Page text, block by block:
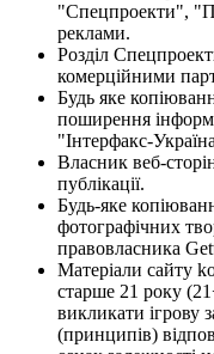
"Спецпроекти",
реклами.
Розділ
комерційними
Будь яке
поширення
"Інтерфакс-
Власник веб-
публікації.
Будь-яке
фотографічних
правовласника
Матеріали сайту
старше 21 року
викликати ігрову
(принципів)